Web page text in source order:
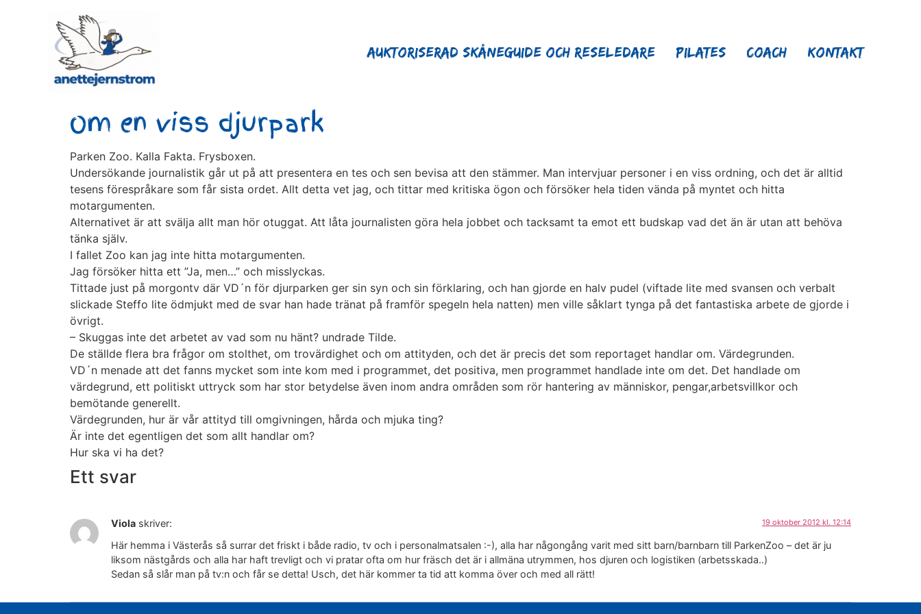
Auktoriserad Skåneguide och Reseledare Pilates Coach Kontakt
Om en viss djurpark
Parken Zoo. Kalla Fakta. Frysboxen.
Undersökande journalistik går ut på att presentera en tes och sen bevisa att den stämmer. Man intervjuar personer i en viss ordning, och det är alltid
tesens förespråkare som får sista ordet. Allt detta vet jag, och tittar med kritiska ögon och försöker hela tiden vända på myntet och hitta
motargumenten.
Alternativet är att svälja allt man hör otuggat. Att låta journalisten göra hela jobbet och tacksamt ta emot ett budskap vad det än är utan att behöva
tänka själv.
I fallet Zoo kan jag inte hitta motargumenten.
Jag försöker hitta ett ”Ja, men…” och misslyckas.
Tittade just på morgontv där VD´n för djurparken ger sin syn och sin förklaring, och han gjorde en halv pudel (viftade lite med svansen och verbalt
slickade Steffo lite ödmjukt med de svar han hade tränat på framför spegeln hela natten) men ville såklart tynga på det fantastiska arbete de gjorde i
övrigt.
– Skuggas inte det arbetet av vad som nu hänt? undrade Tilde.
De ställde flera bra frågor om stolthet, om trovärdighet och om attityden, och det är precis det som reportaget handlar om. Värdegrunden.
VD´n menade att det fanns mycket som inte kom med i programmet, det positiva, men programmet handlade inte om det. Det handlade om
värdegrund, ett politiskt uttryck som har stor betydelse även inom andra områden som rör hantering av människor, pengar,arbetsvillkor och
bemötande generellt.
Värdegrunden, hur är vår attityd till omgivningen, hårda och mjuka ting?
Är inte det egentligen det som allt handlar om?
Hur ska vi ha det?
Ett svar
Viola skriver: 19 oktober 2012 kl. 12:14
Här hemma i Västerås så surrar det friskt i både radio, tv och i personalmatsalen :-), alla har någongång varit med sitt barn/barnbarn till ParkenZoo – det är ju
liksom nästgårds och alla har haft trevligt och vi pratar ofta om hur fräsch det är i allmäna utrymmen, hos djuren och logistiken (arbetsskada..)
Sedan så slår man på tv:n och får se detta! Usch, det här kommer ta tid att komma över och med all rätt!